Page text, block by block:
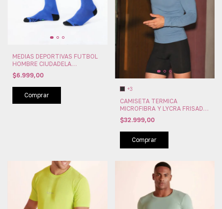
MEDIAS DEPORTIVAS FUTBOL
HOMBRE CIUDADELA
(CIU6800)
$6.999,00
Comprar
+3
CAMISETA TERMICA
MICROFIBRA Y LYCRA FRISADA
ANATOMICA XY (XY6050)
$32.999,00
Comprar